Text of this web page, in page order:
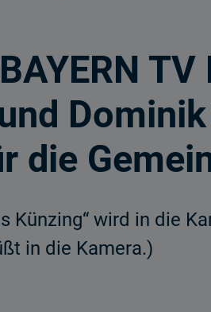
die
Künzing“ wird in die
in die Kamera.)